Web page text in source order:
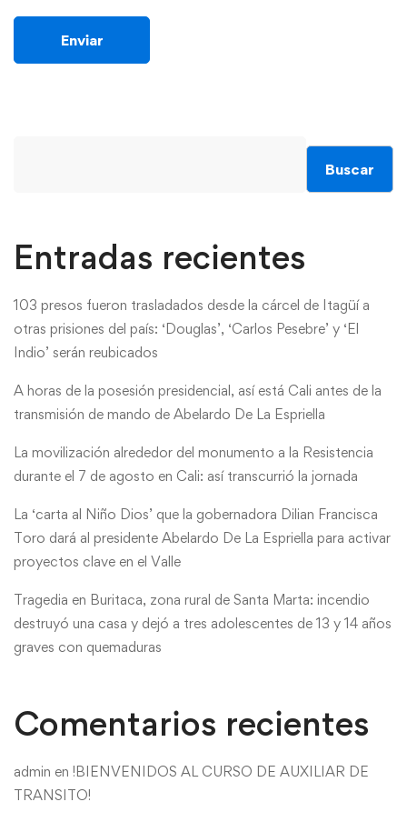
Buscar
Entradas recientes
103 presos fueron trasladados desde la cárcel de Itagüí a
otras prisiones del país: ‘Douglas’, ‘Carlos Pesebre’ y ‘El
Indio’ serán reubicados
A horas de la posesión presidencial, así está Cali antes de la
transmisión de mando de Abelardo De La Espriella
La movilización alrededor del monumento a la Resistencia
durante el 7 de agosto en Cali: así transcurrió la jornada
La ‘carta al Niño Dios’ que la gobernadora Dilian Francisca
Toro dará al presidente Abelardo De La Espriella para activar
proyectos clave en el Valle
Tragedia en Buritaca, zona rural de Santa Marta: incendio
destruyó una casa y dejó a tres adolescentes de 13 y 14 años
graves con quemaduras
Comentarios recientes
admin en !BIENVENIDOS AL CURSO DE AUXILIAR DE
TRANSITO!